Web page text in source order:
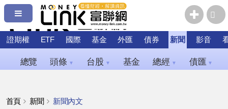
證期權 ETF 國際 基金 外匯 債券 新聞 影音
總覽 頭條 ▼ 台股 ▼ 基金 總經 ▼ 債匯 ▼
首頁 新聞 新聞內文